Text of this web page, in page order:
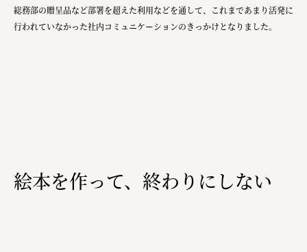
株式会社クイーンピスタチオ
一般社団法人手紙寺
土佐しらす食堂二万匹
総務部の贈呈品など部署を超えた利用などを通して、これまであまり活発に
行われていなかった社内コミュニケーションのきっかけとなりました。
絵本を作って、終わりにしない